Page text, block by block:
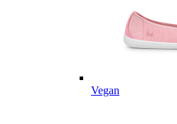
Vegan